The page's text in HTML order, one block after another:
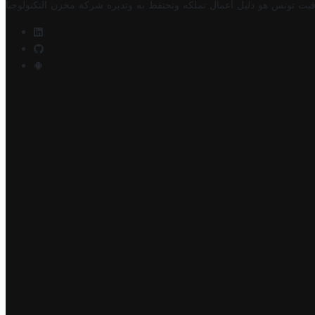
تونس هو دليل أعمال تملكه وتحتفظ به وتديره شركة مخزن التكنولوجيا